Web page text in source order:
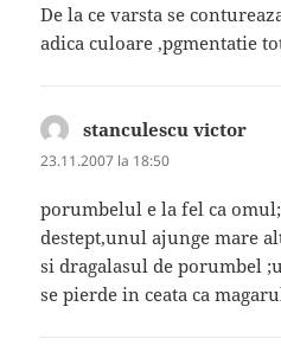
De la ce varsta se
adica culoare ,pgmentatie
stanculescu victor
23.11.2007 la 18:50
porumbelul e la fel ca
destept,unul ajunge mare
si dragalasul de porumbel
se pierde in ceata ca